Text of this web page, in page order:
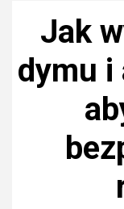
Jak
dymu i